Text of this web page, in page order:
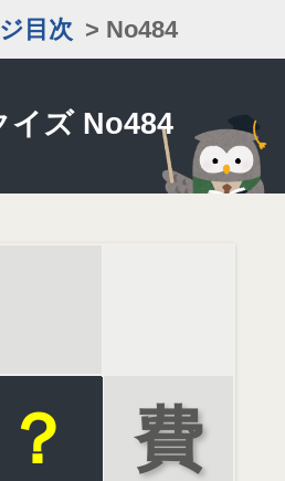
目次 > No484
イズ No484
浪
？
費